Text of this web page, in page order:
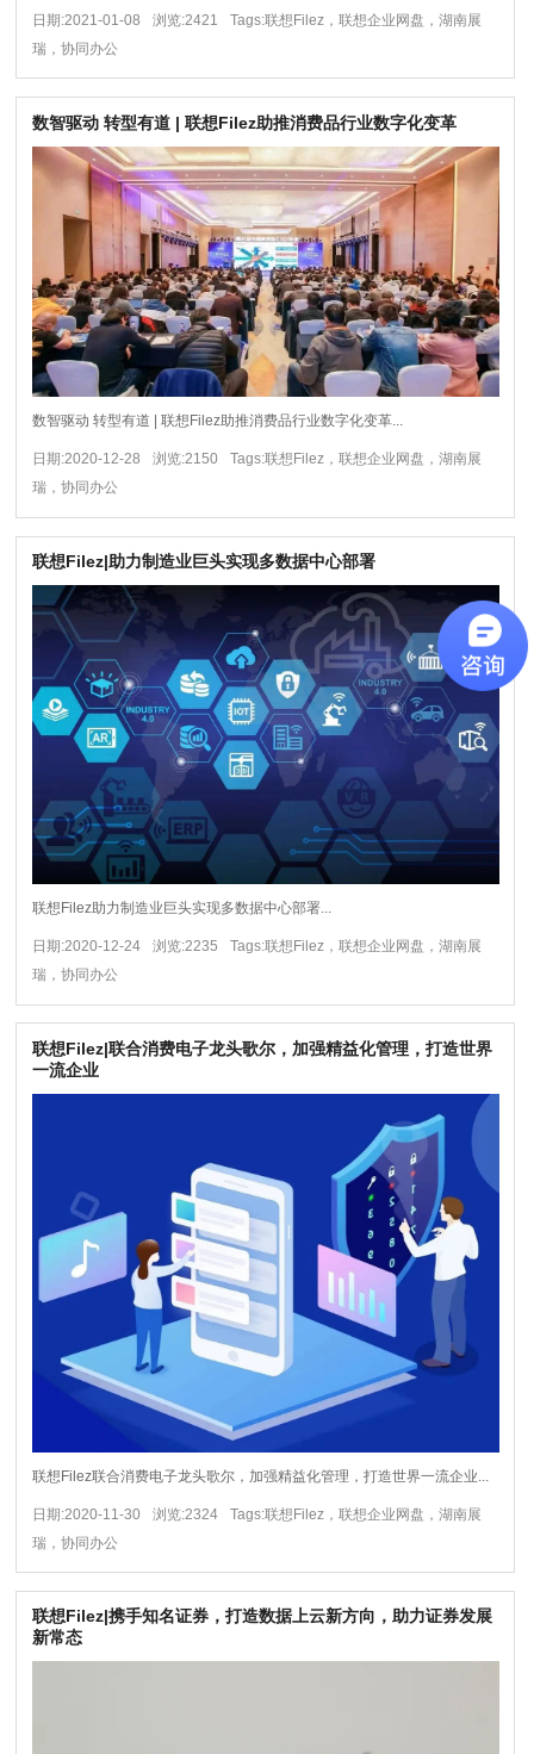
日期:2021-01-08 浏览:2421
Tags:联想Filez，联想企业网盘，湖南展
瑞，协同办公
数智驱动 转型有道 | 联想Filez助推消费品行业数字化变革
数智驱动 转型有道 | 联想Filez助推消费品行业数字化变革...
日期:2020-12-28 浏览:2150
Tags:联想Filez，联想企业网盘，湖南展
瑞，协同办公
联想Filez|助力制造业巨头实现多数据中心部署
联想Filez助力制造业巨头实现多数据中心部署...
日期:2020-12-24 浏览:2235
Tags:联想Filez，联想企业网盘，湖南展
瑞，协同办公
联想Filez|联合消费电子龙头歌尔，加强精益化管理，打造世界
一流企业
联想Filez联合消费电子龙头歌尔，加强精益化管理，打造世界一流企业...
日期:2020-11-30 浏览:2324
Tags:联想Filez，联想企业网盘，湖南展
瑞，协同办公
联想Filez|携手知名证券，打造数据上云新方向，助力证券发展
新常态